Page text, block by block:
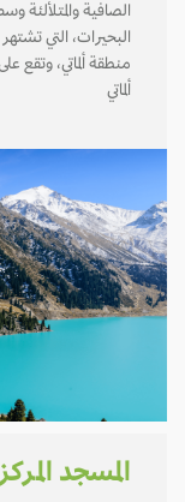
الصافية والمتلألئة
البحيرات، التي تشتهر
منطقة ألماتي، وتقع على بعد 300 كيلومتر
ألماتي
المسجد